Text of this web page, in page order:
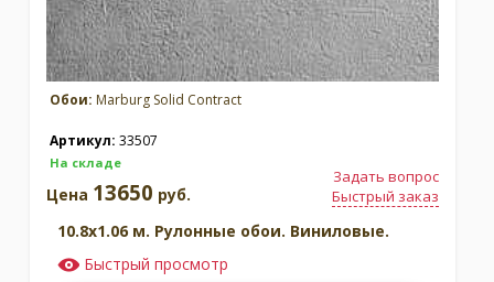
Обои: Marburg Solid Contract
Артикул: 33507
На складе
Задать вопрос
Быстрый заказ
Цена 13650 руб.
10.8x1.06 м. Рулонные обои. Виниловые.
Быстрый просмотр